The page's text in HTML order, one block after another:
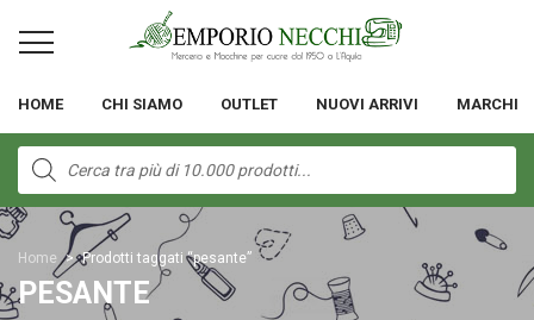
HOME CHI SIAMO OUTLET NUOVI ARRIVI MARCHI
Products
search
Home > Prodotti taggati “pesante”
PESANTE